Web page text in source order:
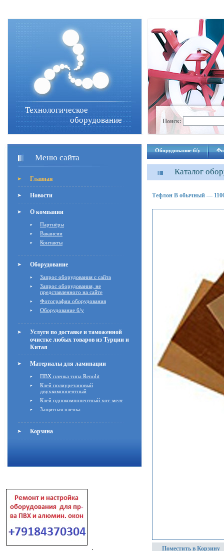
Технологическое
оборудование
Поиск:
Меню сайта
Главная
Новости
О компании
Партнёры
Вакансии
Контакты
Оборудование
Запрос оборудования с сайта
Запрос оборудования, не
представленного на сайте
Фотографии оборудования
Оборудование б/у
Услуги по доставке и таможенной
очистке любых товаров из Турции и
Китая
Материалы для ламинации
ПВХ пленка типа Renolit
Клей полиуретановый
двухкомпонентный
Клей однокомпонентный хот-мелт
Защитная пленка
Корзина
Оборудование б/у
Каталог
Тефлон В обычный —
Поместить в Корзину